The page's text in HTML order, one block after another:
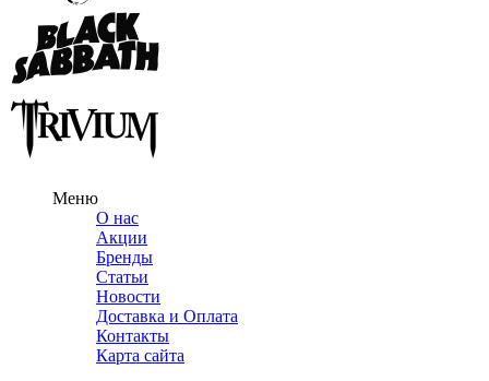
Меню
О нас
Акции
Бренды
Статьи
Новости
Доставка и Оплата
Контакты
Карта сайта